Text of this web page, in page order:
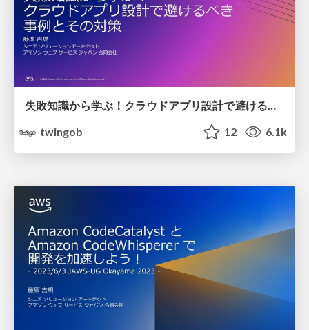
失敗知識から学ぶ！クラウドアプリ設計で避けるべき事例とその対策
twingob
12 6.1k